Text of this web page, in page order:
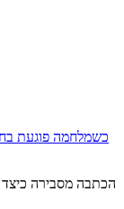
כשמלחמה פוגעת
הכתבה מסבירה כיצד